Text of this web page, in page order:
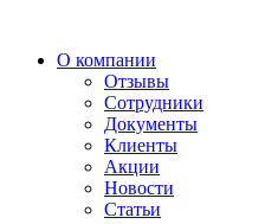
О компании
Отзывы
Сотрудники
Документы
Клиенты
Акции
Новости
Статьи